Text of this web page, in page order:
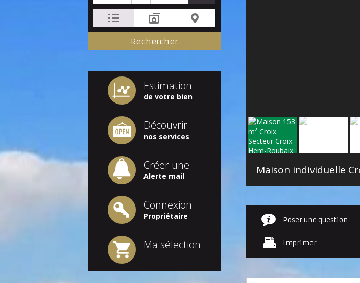
Estimation
de votre bien
Découvrir
nos services
Créer une
Alerte mail
Connexion
Propriétaire
Ma sélection
Poser une question
Imprimer